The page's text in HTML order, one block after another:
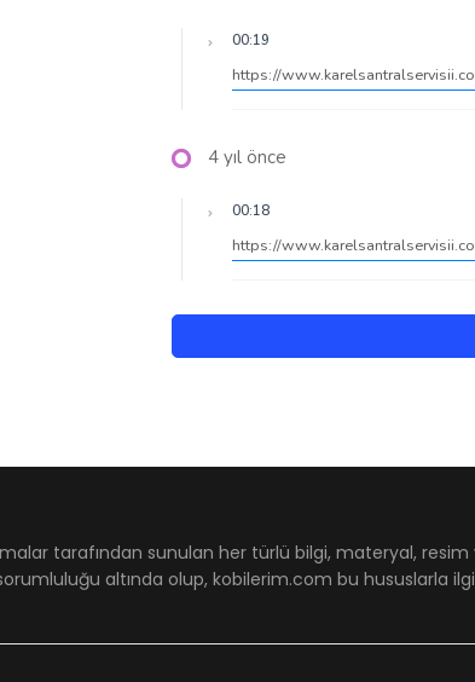
00:19
https://
4 yıl önce
00:18
https://
tarafından sunulan her türlü bilgi, materyal,
altında olup, kobilerim.com bu hususlarla